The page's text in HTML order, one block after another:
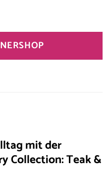
mit der
Collection: Teak &